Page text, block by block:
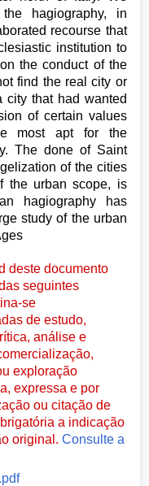
hagiography, in
recourse that
institution to
the conduct of the
find the real city or
city that had wanted
of certain values
most apt for the
The done of Saint
of the cities
the urban scope, is
hagiography has
study of the urban
deste documento
seguintes
se
de estudo,
análise e
exploração
expressa e por
ou citação de
a indicação
original.Consulte a